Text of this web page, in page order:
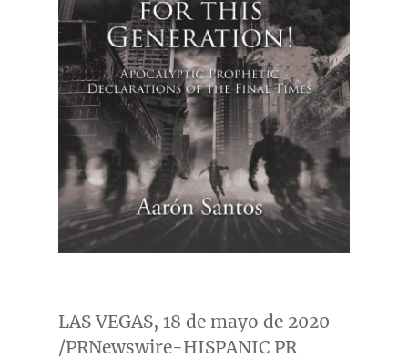
LAS VEGAS, 18 de mayo de 2020
/PRNewswire-HISPANIC PR